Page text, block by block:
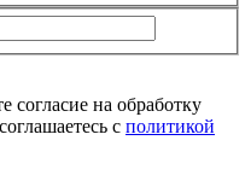
согласие на обработку
с политикой